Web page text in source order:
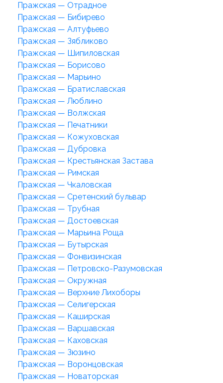
Пражская — Отрадное
Пражская — Бибирево
Пражская — Алтуфьево
Пражская — Зябликово
Пражская — Шипиловская
Пражская — Борисово
Пражская — Марьино
Пражская — Братиславская
Пражская — Люблино
Пражская — Волжская
Пражская — Печатники
Пражская — Кожуховская
Пражская — Дубровка
Пражская — Крестьянская Застава
Пражская — Римская
Пражская — Чкаловская
Пражская — Сретенский бульвар
Пражская — Трубная
Пражская — Достоевская
Пражская — Марьина Роща
Пражская — Бутырская
Пражская — Фонвизинская
Пражская — Петровско-Разумовская
Пражская — Окружная
Пражская — Верхние Лихоборы
Пражская — Селигерская
Пражская — Каширская
Пражская — Варшавская
Пражская — Каховская
Пражская — Зюзино
Пражская — Воронцовская
Пражская — Новаторская